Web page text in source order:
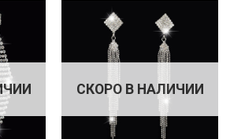
СКОРО В НАЛИЧИИ